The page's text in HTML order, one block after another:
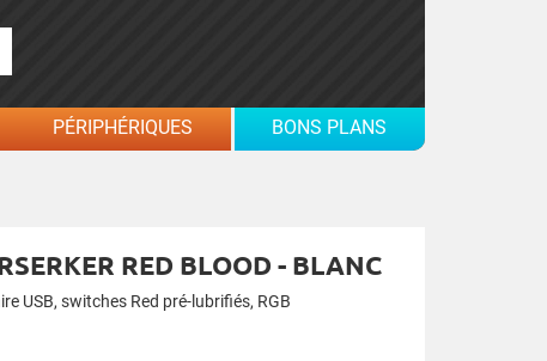
PÉRIPHÉRIQUES BONS PLANS
RED BLOOD - BLANC
USB, switches Red pré-lubrifiés, RGB